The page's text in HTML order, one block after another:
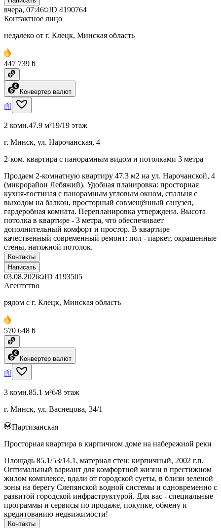
вчера, 07:46 ID 4190764
Контактное лицо
недалеко от г. Клецк, Минская область
447 739 ƃ
Конвертер валют
2 комн.47.9 м²19/19 этаж
г. Минск, ул. Нарочанская, 4
2-ком. квартира с панорамным видом и потолками 3 метра
Продаем 2-комнатную квартиру 47.3 м2 на ул. Нарочанской, 4
(микрорайон Лебяжий). Удобная планировка: просторная
кухня-гостиная с панорамным угловым окном, спальня с
выходом на балкон, просторный совмещённый санузел,
гардеробная комната. Перепланировка утверждена. Высота
потолка в квартире - 3 метра, что обеспечивает
дополнительный комфорт и простор. В квартире
качественный современный ремонт: пол - паркет, окрашенные
стены, натяжной потолок.
Контакты
Написать
03.08.2026 ID 4193505
Агентство
рядом с г. Клецк, Минская область
570 648 ƃ
Конвертер валют
3 комн.85.1 м²6/8 этаж
г. Минск, ул. Васнецова, 34/1
Партизанская
Просторная квартира в кирпичном доме на набережной реки
Площадь 85.1/53/14.1, материал стен: кирпичный, 2002 г.п.
Оптимальный вариант для комфортной жизни в престижном
жилом комплексе, вдали от городской суеты, в близи зеленой
зоны на берегу Слепянской водной системы и одновременно с
развитой городской инфраструктурой. Для вас - специальные
программы и сервисы по продаже, покупке, обмену и
кредитованию недвижимости!
Контакты